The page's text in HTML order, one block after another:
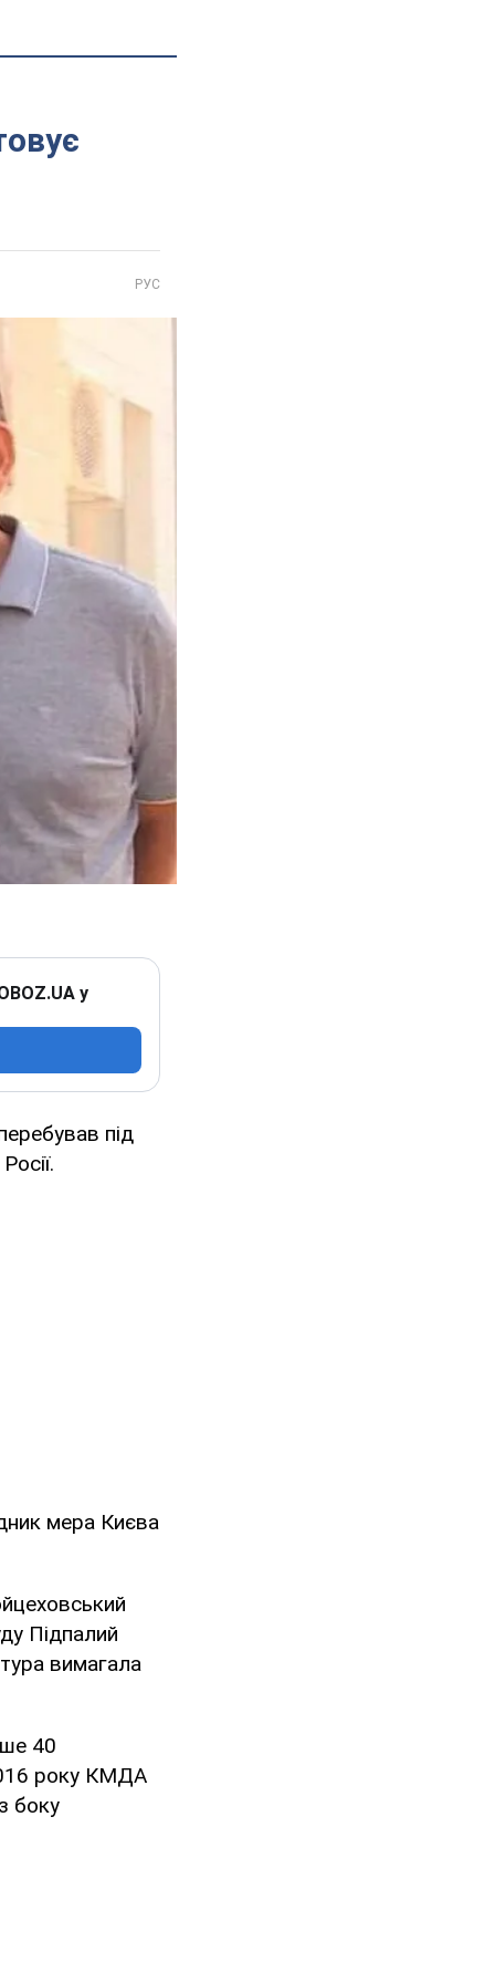
РУС
у
під
мера Києва
Підпалий
вимагала
40
року КМДА
боку